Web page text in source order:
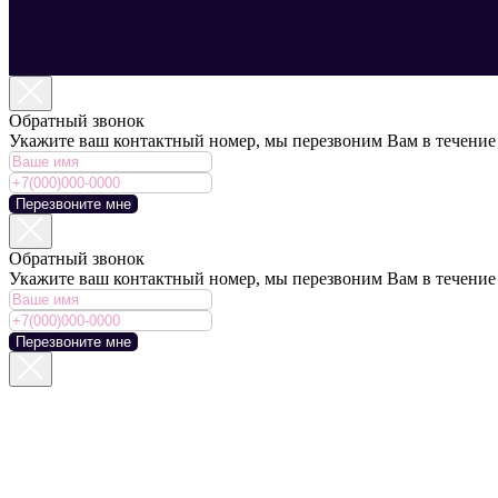
Обратный звонок
Укажите ваш контактный номер, мы перезвоним Вам в
Перезвоните мне
Обратный звонок
Укажите ваш контактный номер, мы перезвоним Вам в
Перезвоните мне